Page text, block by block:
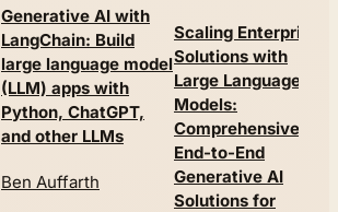
Generative AI with
LangChain: Build
large language model
(LLM) apps with
Python, ChatGPT,
and other LLMs
Ben Auffarth
Scaling Enterprise
Solutions with
Large Language
Models:
Comprehensive
End-to-End
Generative AI
Solutions for